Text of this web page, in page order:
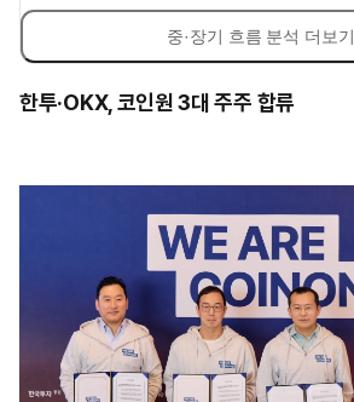
중·장기 흐름 분석 더보기
한투·OKX, 코인원 3대 주주 합류